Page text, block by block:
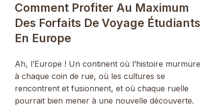
Comment Profiter Au Maximum
Des Forfaits De Voyage Étudiants
En Europe
Ah, l’Europe ! Un continent où l’histoire murmure
à chaque coin de rue, où les cultures se
rencontrent et fusionnent, et où chaque ruelle
pourrait bien mener à une nouvelle découverte.